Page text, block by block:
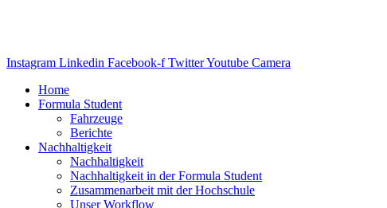
Instagram Linkedin Facebook-f TwitterYoutube Camera
Home
Formula Student
Fahrzeuge
Berichte
Nachhaltigkeit
Nachhaltigkeit
Nachhaltigkeit in der Formula Student
Zusammenarbeit mit der Hochschule
Unser Workflow